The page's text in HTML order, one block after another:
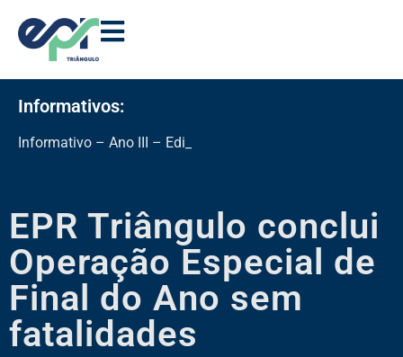
Informativos:
Informativo – Ano III – Edição 11
EPR Triângulo conclui
Operação Especial de
Final do Ano sem
fatalidades